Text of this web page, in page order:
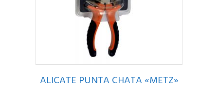
ALICATE PUNTA CHATA «METZ»